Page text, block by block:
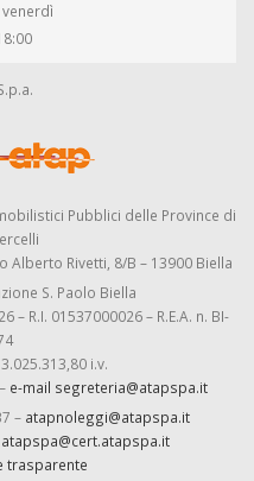
Pubblici delle Province di
Alberto Rivetti, 8/B – 13900 Biella
S. Paolo Biella
– R.I. 01537000026 – R.E.A. n. BI-
i.v.
e-mail segreteria@atapspa.it
– atapnoleggi@atapspa.it
atapspa@cert.atapspa.it
trasparente